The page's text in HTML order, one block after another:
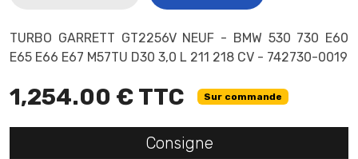
TURBO GARRETT GT2256V NEUF - BMW 530 730 E60
E65 E66 E67 M57TU D30 3,0 L 211 218 CV - 742730-0019
1,254.00 € TTC Sur commande
Consigne